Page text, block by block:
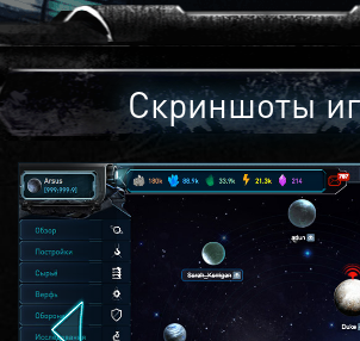
Скриншоты